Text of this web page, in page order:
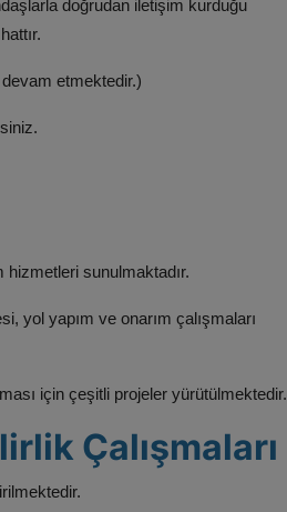
doğrudan iletişim kurduğu
etmektedir.)
sunulmaktadır.​
yol yapım ve onarım çalışmaları
için çeşitli projeler yürütülmektedir.​
Çalışmaları